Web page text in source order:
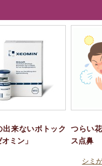
出来ないボトック
ミン」
つらい
ス点鼻
シミ